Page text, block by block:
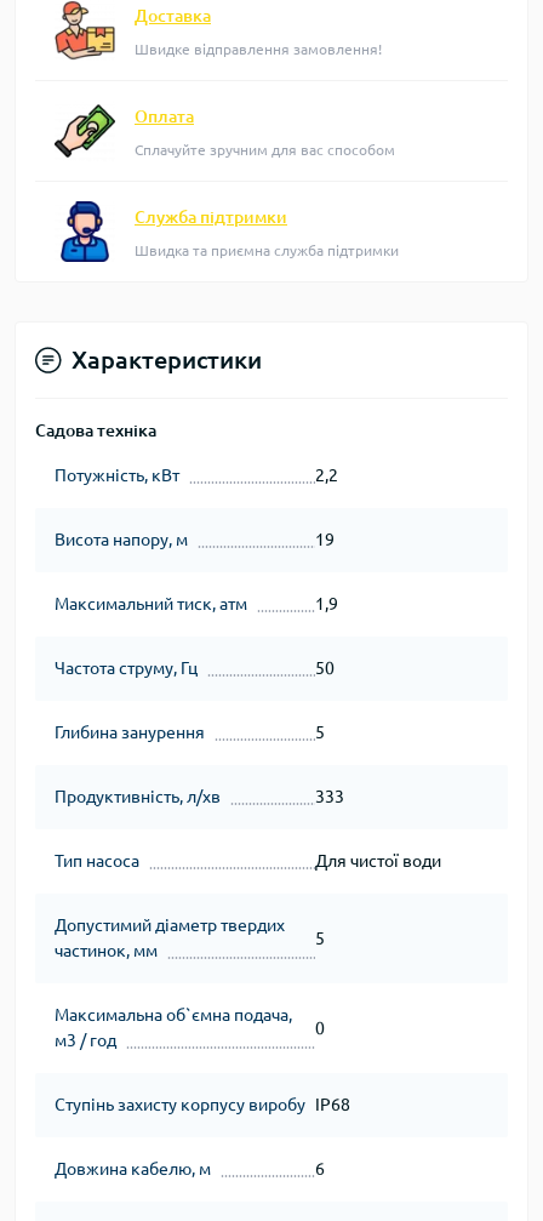
Доставка
Швидке відправлення замовлення!
Оплата
Сплачуйте зручним для вас способом
Служба підтримки
Швидка та приємна служба підтримки
Характеристики
Садова техніка
Потужність, кВт 2,2
Висота напору, м 19
Максимальний тиск, атм 1,9
Частота струму, Гц 50
Глибина занурення 5
Продуктивність, л/хв 333
Тип насоса Для чистої води
Допустимий діаметр твердих
частинок, мм
5
Максимальна об`ємна подача,
м3 / год
0
Ступінь захисту корпусу виробу IP68
Довжина кабелю, м 6